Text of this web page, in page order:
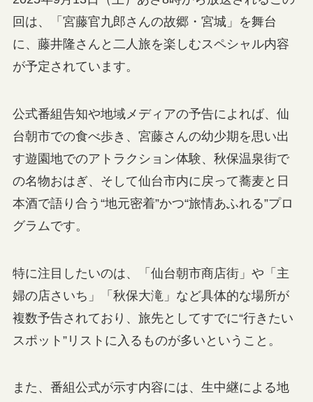
回は、「宮藤官九郎さんの故郷・宮城」を舞台
に、藤井隆さんと二人旅を楽しむスペシャル内容
が予定されています。
公式番組告知や地域メディアの予告によれば、仙
台朝市での食べ歩き、宮藤さんの幼少期を思い出
す遊園地でのアトラクション体験、秋保温泉街で
の名物おはぎ、そして仙台市内に戻って蕎麦と日
本酒で語り合う“地元密着”かつ“旅情あふれる”プロ
グラムです。
特に注目したいのは、「仙台朝市商店街」や「主
婦の店さいち」「秋保大滝」など具体的な場所が
複数予告されており、旅先としてすでに“行きたい
スポット”リストに入るものが多いということ。
また、番組公式が示す内容には、生中継による地